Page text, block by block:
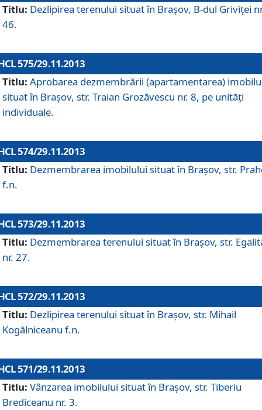
Titlu: Dezlipirea terenului situat în Braşov, B-dul Griviţei
46.
575/29.11.2013
Titlu: Aprobarea dezmembrării (apartamentarea)
situat în Braşov, str. Traian Grozăvescu nr. 8, pe unităţi
individuale.
574/29.11.2013
Titlu: Dezmembrarea imobilului situat în Braşov, str.
f.n.
573/29.11.2013
Titlu: Dezmembrarea terenului situat în Braşov, str.
nr. 27.
572/29.11.2013
Titlu: Dezlipirea terenului situat în Braşov, str. Mihail
Kogălniceanu f.n.
571/29.11.2013
Titlu: Vânzarea imobilului situat în Braşov, str. Tiberiu
Brediceanu nr. 3.